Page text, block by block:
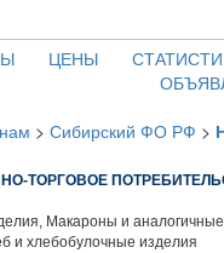
ЦЕНЫ
> Сибирский ФО РФ >
ТОРГОВОЕ
Макароны и
и хлебобулочные изделия